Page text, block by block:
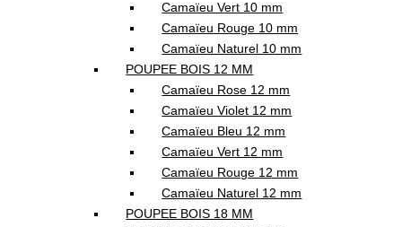
Camaïeu Vert 10 mm
Camaïeu Rouge 10 mm
Camaïeu Naturel 10 mm
POUPEE BOIS 12 MM
Camaïeu Rose 12 mm
Camaïeu Violet 12 mm
Camaïeu Bleu 12 mm
Camaïeu Vert 12 mm
Camaïeu Rouge 12 mm
Camaïeu Naturel 12 mm
POUPEE BOIS 18 MM